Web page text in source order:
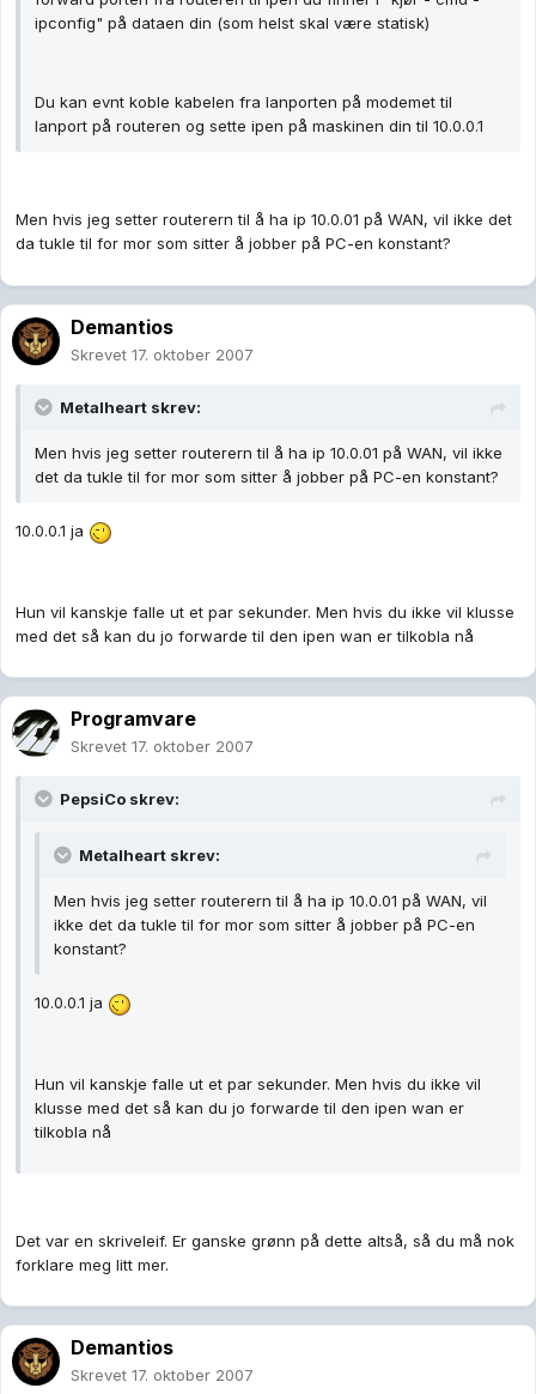
ipconfig" på dataen din (som helst skal være statisk)
Du kan evnt koble kabelen fra lanporten på modemet til
lanport på routeren og sette ipen på maskinen din til 10.0.0.1
Men hvis jeg setter routerern til å ha ip 10.0.01 på WAN, vil ikke det
da tukle til for mor som sitter å jobber på PC-en konstant?
Demantios
Skrevet 17. oktober 2007
Metalheart skrev:
Men hvis jeg setter routerern til å ha ip 10.0.01 på WAN, vil ikke
det da tukle til for mor som sitter å jobber på PC-en konstant?
10.0.0.1 ja
Hun vil kanskje falle ut et par sekunder. Men hvis du ikke vil klusse
med det så kan du jo forwarde til den ipen wan er tilkobla nå
Programvare
Skrevet 17. oktober 2007
PepsiCo skrev:
Metalheart skrev:
Men hvis jeg setter routerern til å ha ip 10.0.01 på WAN, vil
ikke det da tukle til for mor som sitter å jobber på PC-en
konstant?
10.0.0.1 ja
Hun vil kanskje falle ut et par sekunder. Men hvis du ikke vil
klusse med det så kan du jo forwarde til den ipen wan er
tilkobla nå
Det var en skriveleif. Er ganske grønn på dette altså, så du må nok
forklare meg litt mer.
Demantios
Skrevet 17. oktober 2007